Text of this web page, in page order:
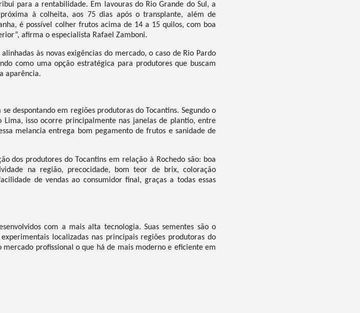
para a rentabilidade. Em lavouras do Rio Grande do Sul, a
à colheita, aos 75 dias após o transplante, além de
é possível colher frutos acima de 14 a 15 quilos, com boa
afirma o especialista Rafael Zamboni.
às novas exigências do mercado, o caso de Rio Pardo
como uma opção estratégica para produtores que buscam
aparência.
despontando em regiões produtoras do Tocantins. Segundo o
Lima, isso ocorre principalmente nas janelas de plantio, entre
melancia entrega bom pegamento de frutos e sanidade de
dos produtores do Tocantins em relação à Rochedo são: boa
na região, precocidade, bom teor de brix, coloração
de vendas ao consumidor final, graças a todas essas
com a mais alta tecnologia. Suas sementes são o
localizadas nas principais regiões produtoras do
profissional o que há de mais moderno e eficiente em